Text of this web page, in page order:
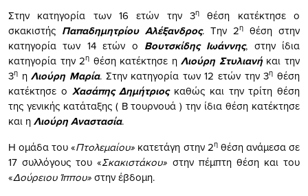
Στην κατηγορία των 16 ετών την 3η
θέση κατέκτησε ο
σκακιστής Παπαδημητρίου Αλέξανδρος. Την 2η θέση στην
κατηγορία των 14 ετών o Βουτσκίδης Ιωάννης, στην ίδια
κατηγορία την 2η θέση κατέκτησε ηΛιούρη Στυλιανήκαι την
3η ηΛιούρη Μαρία. Στην κατηγορία των 12 ετών την 3η θέση
κατέκτησε ο Χασάπης Δημήτριοςκαθώς και την τρίτη θέση
της γενικής κατάταξης ( Β τουρνουά ) την ίδια θέση κατέκτησε
και ηΛιούρη Αναστασία.
Η ομάδα του «Πτολεμαίου» κατετάγη στην 2ηθέση ανάμεσα σε
17 συλλόγους του «Σκακιστάκου» στην πέμπτη θέση και του
«Δούρειου Ίππου»στην έβδομη.